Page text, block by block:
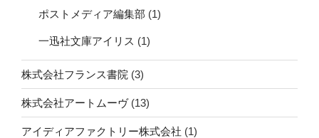
ポストメディア編集部 (1)
一迅社文庫アイリス (1)
株式会社フランス書院 (3)
株式会社アートムーヴ(13)
アイディアファクトリー株式会社 (1)